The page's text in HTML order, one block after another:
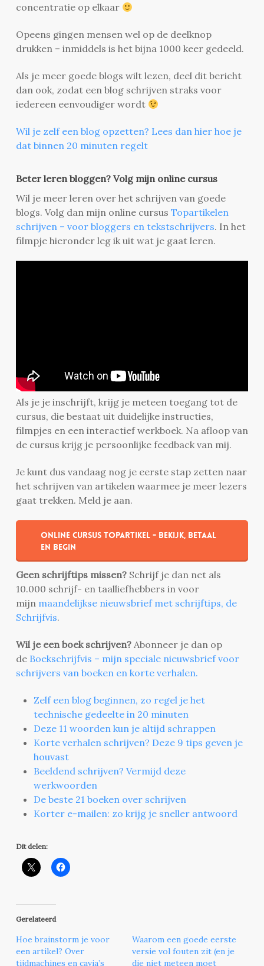
concentratie op elkaar
Opeens gingen mensen wel op de deelknop
drukken – inmiddels is het bijna 1000 keer gedeeld.
Als je meer goede blogs wilt lezen, deel dit bericht
dan ook, zodat een blog schrijven straks voor
iedereen eenvoudiger wordt
Wil je zelf een blog opzetten? Lees dan hier hoe je
dat binnen 20 minuten regelt
Beter leren bloggen? Volg mijn online cursus
Wil je meer leren over het schrijven van goede
blogs. Volg dan mijn online cursus Topartikelen
schrijven – voor bloggers en tekstschrijvers. In het
filmpje hieronder leg ik uit wat je gaat leren.
Als je je inschrijft, krijg je meteen toegang tot de
cursus, die bestaat uit duidelijke instructies,
filmpjes en een interactief werkboek. Na afloop van
de cursus krijg je persoonlijke feedback van mij.
Je kunt dus vandaag nog je eerste stap zetten naar
het schrijven van artikelen waarmee je meer lezers
gaat trekken. Meld je aan.
Online cursus Topartikel - bekijk, betaal
en begin
Geen schrijftips missen? Schrijf je dan net als
10.000 schrijf- en taalliefhebbers in voor
mijn maandelijkse nieuwsbrief met schrijftips, de
Schrijfvis.
Wil je een boek schrijven? Abonneer je dan op
de Boekschrijfvis – mijn speciale nieuwsbrief voor
schrijvers van boeken en korte verhalen.
Zelf een blog beginnen, zo regel je het
technische gedeelte in 20 minuten
Deze 11 woorden kun je altijd schrappen
Korte verhalen schrijven? Deze 9 tips geven je
houvast
Beeldend schrijven? Vermijd deze
werkwoorden
De beste 21 boeken over schrijven
Korter e-mailen: zo krijg je sneller antwoord
Dit delen:
Gerelateerd
Hoe brainstorm je voor
een artikel? Over
tijdmachines en cavia’s
Waarom een goede eerste
versie vol fouten zit (en je
die niet meteen moet